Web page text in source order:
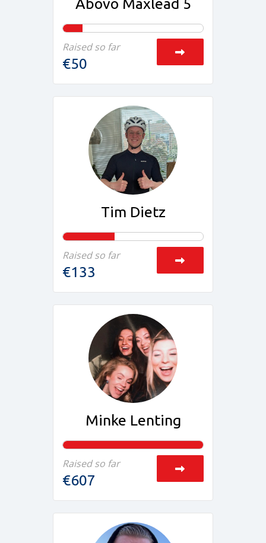
Abovo Maxlead 5
Raised so far
€50
Tim Dietz
Raised so far
€133
Minke Lenting
Raised so far
€607